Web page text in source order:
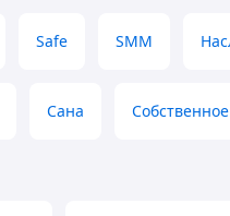
Safe SMM
Сана